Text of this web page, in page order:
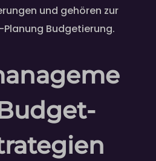
und gehören zur
Budgetierung.